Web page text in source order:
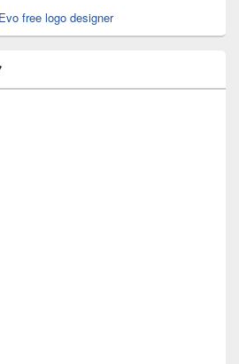
free logo designer